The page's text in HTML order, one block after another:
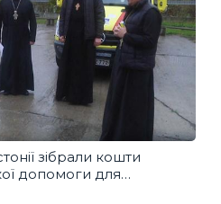
зібрали кошти
допомоги для